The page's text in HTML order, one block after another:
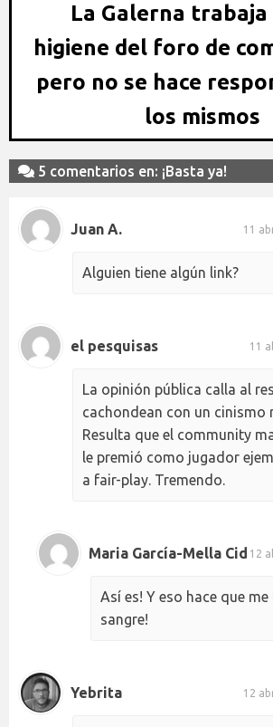
La Galerna
higiene del foro de
pero no se hace
los mismos
5 comentarios en: ¡Basta ya!
Juan A. 11
Alguien tiene algún link?
el pesquisas 11
La opinión pública calla al
cachondean con un cinismo
Resulta que el community
le premió como jugador
a fair-play. Tremendo.
Maria García-Mella Cid 12
Así es! Y eso hace que me
sangre!
Yebrita 12